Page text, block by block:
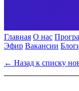
Главная О нас
Эфир Вакансии
← Назад к списку